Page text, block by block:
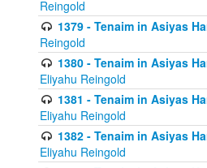
Reingold
1379 - Tenaim in Asiyas
Reingold
1380 - Tenaim in Asiyas
Eliyahu Reingold
1381 - Tenaim in Asiyas
Eliyahu Reingold
1382 - Tenaim in Asiyas
Eliyahu Reingold